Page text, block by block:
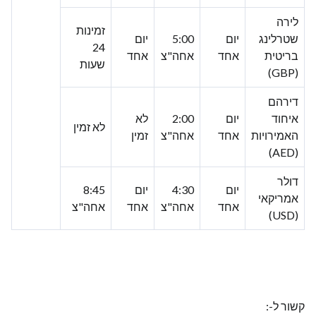
לירה
שטרלינג
בריטית
(GBP)
יום
אחד
5:00
אחה"צ
יום
אחד
זמינות
24
שעות
דירהם
איחוד
האמירויות
(AED)
יום
אחד
2:00
אחה"צ
לא
זמין
לא זמין
דולר
אמריקאי
(USD)
יום
אחד
4:30
אחה"צ
יום
אחד
8:45
אחה"צ
קשור ל-: